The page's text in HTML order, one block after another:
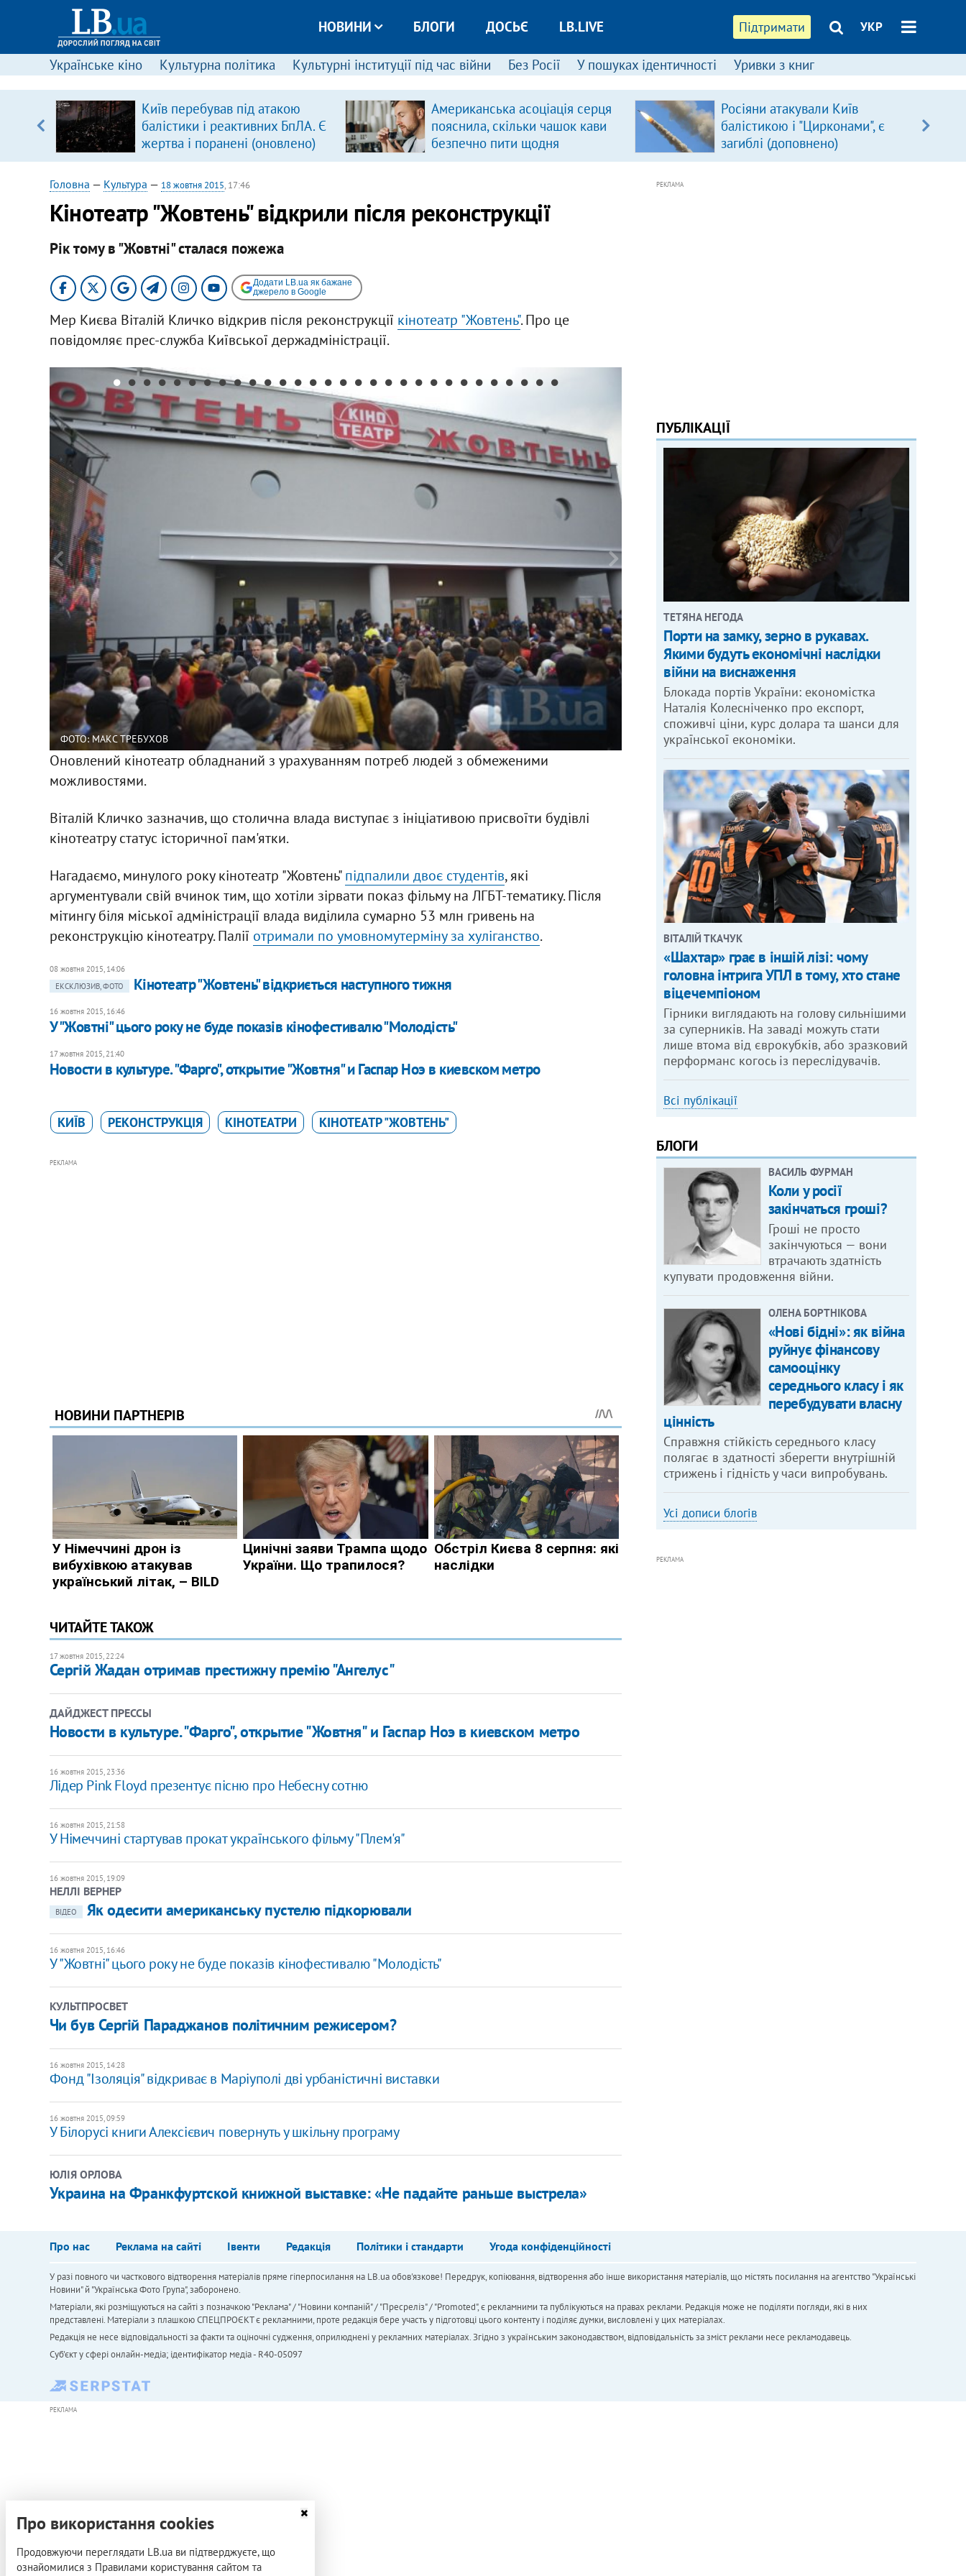
Підтримати УКР
НОВИНИ БЛОГИ ДОСЬЄ LB.LIVE
Українське кіно Культурна політика Культурні інституції під час війни Без Росії У пошуках ідентичності Уривки з книг
Київ перебував під атакою
балістики і реактивних БпЛА. Є
жертва і поранені (оновлено)
Американська асоціація серця
пояснила, скільки чашок кави
безпечно пити щодня
Росіяни атакували Київ
балістикою і "Цирконами", є
загиблі (доповнено)
Головна — Культура — 18 жовтня 2015, 17:46
Кінотеатр "Жовтень" відкрили після реконструкції
Рік тому в "Жовтні" сталася пожежа
Додати LB.ua як бажане
джерело в Google
Мер Києва Віталій Кличко відкрив після реконструкції кінотеатр "Жовтень". Про це
повідомляє прес-служба Київської держадміністрації.
ФОТО: МАКС ТРЕБУХОВ ФОТО: МАКС ТРЕБУХОВ
Оновлений кінотеатр обладнаний з урахуванням потреб людей з обмеженими
можливостями.
Віталій Кличко зазначив, що столична влада виступає з ініціативою присвоїти будівлі
кінотеатру статус історичної пам'ятки.
Нагадаємо, минулого року кінотеатр "Жовтень"підпалили двоє студентів, які
аргументували свій вчинок тим, що хотіли зірвати показ фільму на ЛГБТ-тематику. Після
мітингу біля міської адміністрації влада виділила сумарно 53 млн гривень на
реконструкцію кінотеатру. Палії отримали по умовномутерміну за хуліганство.
08 жовтня 2015, 14:06
ЕКСКЛЮЗИВ, ФОТО
Кінотеатр "Жовтень" відкриється наступного тижня
16 жовтня 2015, 16:46
У "Жовтні" цього року не буде показів кінофестивалю "Молодість"
17 жовтня 2015, 21:40
Новости в культуре. "Фарго", открытие "Жовтня" и Гаспар Ноэ в киевском метро
КИЇВ РЕКОНСТРУКЦІЯ КІНОТЕАТРИ КІНОТЕАТР "ЖОВТЕНЬ"
РЕКЛАМА
ЧИТАЙТЕ ТАКОЖ
17 жовтня 2015, 22:24
Сергій Жадан отримав престижну премію "Ангелус"
ДАЙДЖЕСТ ПРЕССЫ
Новости в культуре. "Фарго", открытие "Жовтня" и Гаспар Ноэ в киевском метро
16 жовтня 2015, 23:36
Лідер Pink Floyd презентує пісню про Небесну сотню
16 жовтня 2015, 21:58
У Німеччині стартував прокат українського фільму "Плем'я"
16 жовтня 2015, 19:09
НЕЛЛІ ВЕРНЕР
ВІДЕО Як одесити американську пустелю підкорювали
16 жовтня 2015, 16:46
У "Жовтні" цього року не буде показів кінофестивалю "Молодість"
КУЛЬТПРОСВЕТ
Чи був Сергій Параджанов політичним режисером?
16 жовтня 2015, 14:28
Фонд "Ізоляція" відкриває в Маріуполі дві урбаністичні виставки
16 жовтня 2015, 09:59
У Білорусі книги Алексієвич повернуть у шкільну програму
ЮЛІЯ ОРЛОВА
Украина на Франкфуртской книжной выставке: «Не падайте раньше выстрела»
РЕКЛАМА
ПУБЛІКАЦІЇ
ТЕТЯНА НЕГОДА
Порти на замку, зерно в рукавах.
Якими будуть економічні наслідки
війни на виснаження
Блокада портів України: економістка
Наталія Колесніченко про експорт,
споживчі ціни, курс долара та шанси для
української економіки.
ВІТАЛІЙ ТКАЧУК
«Шахтар» грає в іншій лізі: чому
головна інтрига УПЛ в тому, хто стане
віцечемпіоном
Гірники виглядають на голову сильнішими
за суперників. На заваді можуть стати
лише втома від єврокубків, або зразковий
перформанс когось із переслідувачів.
Всі публікації
БЛОГИ
ВАСИЛЬ ФУРМАН
Коли у росії
закінчаться гроші?
Гроші не просто
закінчуються — вони
втрачають здатність
купувати продовження війни.
ОЛЕНА БОРТНІКОВА
«Нові бідні»: як війна
руйнує фінансову
самооцінку
середнього класу і як
перебудувати власну
цінність
Справжня стійкість середнього класу
полягає в здатності зберегти внутрішній
стрижень і гідність у часи випробувань.
Усі дописи блогів
РЕКЛАМА
Про нас Реклама на сайті Івенти Редакція Політики і стандарти Угода конфіденційності
У разі повного чи часткового відтворення матеріалів пряме гіперпосилання на LB.ua обов'язкове! Передрук, копіювання, відтворення або інше використання матеріалів, що містять посилання на агентство "Українськi
Новини" й "Українська Фото Група", заборонено.
Матеріали, які розміщуються на сайті з позначкою "Реклама" / "Новини компаній" / "Пресреліз" / "Promoted", є рекламними та публікуються на правах реклами. Редакція може не поділяти погляди, які в них
представлені. Матеріали з плашкою СПЕЦПРОЄКТ є рекламними, проте редакція бере участь у підготовці цього контенту і поділяє думки, висловлені у цих матеріалах.
Редакція не несе відповідальності за факти та оціночні судження, оприлюднені у рекламних матеріалах. Згідно з українським законодавством, відповідальність за зміст реклами несе рекламодавець.
Cуб'єкт у сфері онлайн-медіа; ідентифікатор медіа - R40-05097
РЕКЛАМА
Про використання cookies
Продовжуючи переглядати LB.ua ви підтверджуєте, що
ознайомилися з Правилами користування сайтом та